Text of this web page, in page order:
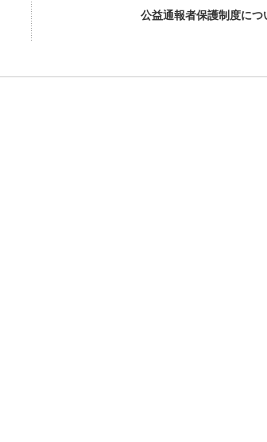
公益通報者保護制度につ